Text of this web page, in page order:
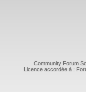
Community Forum
Licence accordée à :